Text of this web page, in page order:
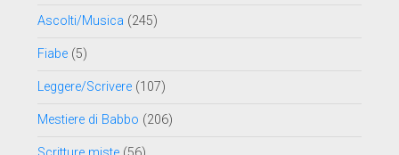
Ascolti/Musica (245)
Fiabe(5)
Leggere/Scrivere(107)
Mestiere di Babbo (206)